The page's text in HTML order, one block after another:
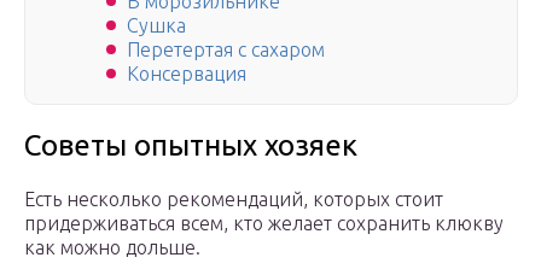
Сушка
Перетертая с сахаром
Консервация
Советы опытных хозяек
Есть несколько рекомендаций, которых стоит
придерживаться всем, кто желает сохранить клюкву
как можно дольше.